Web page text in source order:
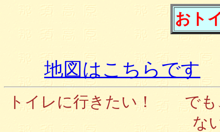
おト
地図はこちらです
トイレに行きたい！ で
な